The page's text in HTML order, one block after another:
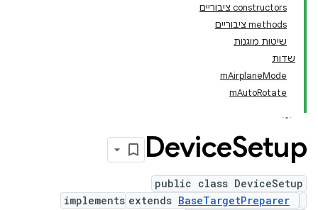
‫constructors ציבוריים
‫methods ציבוריים
שיטות מוגנות
שדות
mAirplaneMode
mAutoRotate
DeviceSetup
public class DeviceSetup
extends BaseTargetPreparer
implements